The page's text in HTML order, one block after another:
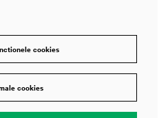
cookies
cookies